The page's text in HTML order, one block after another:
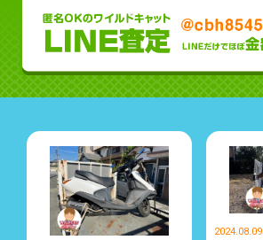
2024.08.09